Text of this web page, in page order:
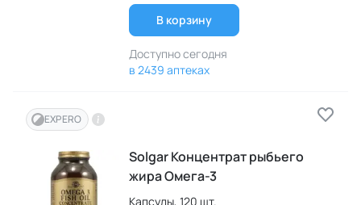
В корзину
Доступно сегодня
в 2439 аптеках
EXPERO
Solgar Концентрат рыбьего
жира Омега-3
Капсулы, 120 шт.